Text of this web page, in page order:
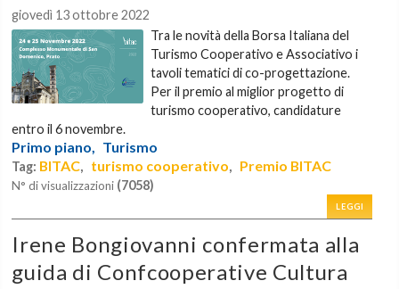
giovedì 13 ottobre 2022
Tra le novità della Borsa Italiana del
Turismo Cooperativo e Associativo i
tavoli tematici di co-progettazione.
Per il premio al miglior progetto di
turismo cooperativo, candidature
entro il 6 novembre.
Primo piano, Turismo
Tag: BITAC, turismo cooperativo, Premio BITAC
N° di visualizzazioni (7058)
LEGGI
Irene Bongiovanni confermata alla
guida di Confcooperative Cultura